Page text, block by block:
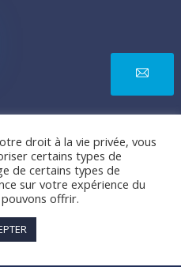
droit à la vie privée, vous
certains types de
de certains types de
sur votre expérience du
offrir.